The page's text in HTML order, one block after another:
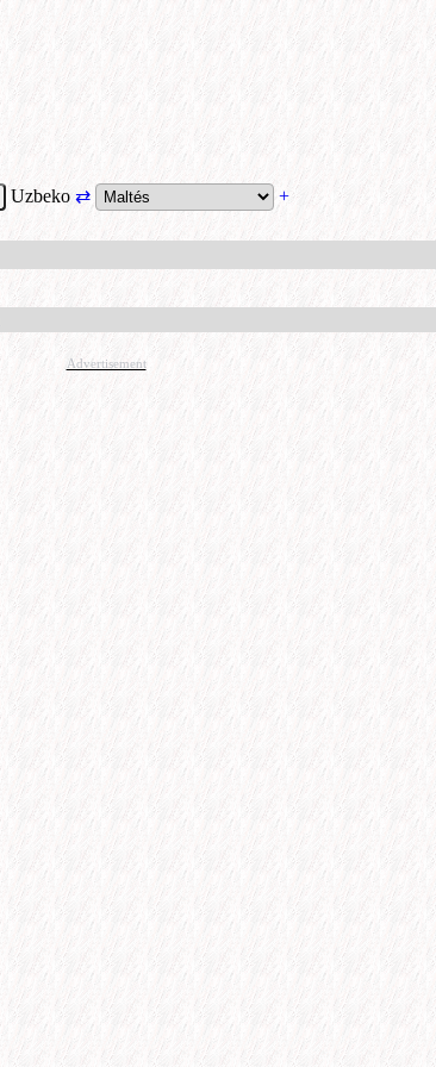
Uzbeko ⇄ +
Advertisement